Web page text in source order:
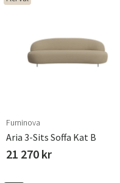
Furninova
Aria 3-Sits Soffa Kat B
21 270 kr